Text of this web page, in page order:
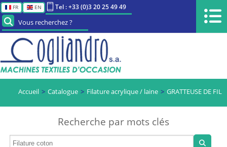
FR EN Tel : +33 (0)3 20 25 49 49
Vous recherchez ?
Accueil Catalogue Filature acrylique / laine GRATTEUSE DE FIL
Recherche par mots clés